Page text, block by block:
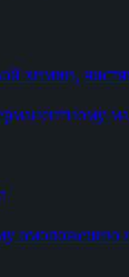
химии,
омоложению